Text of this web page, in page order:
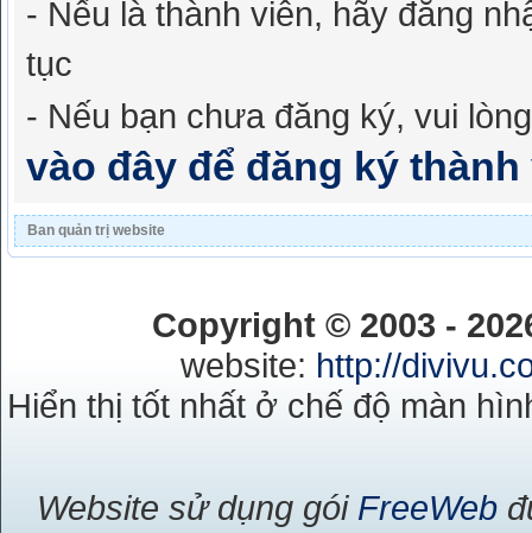
- Nếu là thành viên, hãy đăng
tục
- Nếu bạn chưa đăng ký, vui
vào đây để đăng ký thành
Ban quản trị website
Copyright © 2003 -
website: http://
Hiển thị tốt nhất ở chế độ màn
Website sử dụng gói FreeWeb